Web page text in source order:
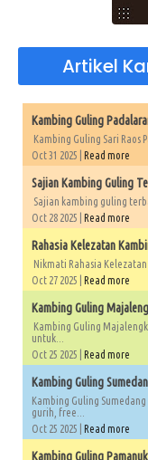
Artikel
Kambing Guling
Kambing Guling Sari Raos
Oct 31 2025 | Read more
Sajian Kambing Guling
Sajian kambing guling
Oct 28 2025 | Read more
Rahasia Kelezatan
Nikmati Rahasia
Oct 27 2025 | Read more
Kambing Guling
Kambing Guling
untuk...
Oct 25 2025 | Read more
Kambing Guling
Kambing Guling
gurih, free...
Oct 25 2025 | Read more
Kambing Guling